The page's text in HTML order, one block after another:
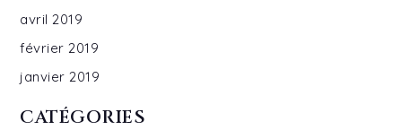
avril 2019
février 2019
janvier 2019
CATÉGORIES